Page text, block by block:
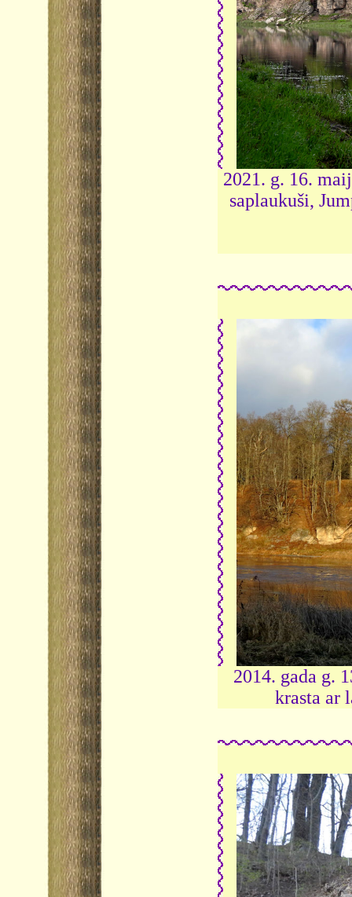
2021. g. 16.
saplaukuši,
2014. gada g.
krasta ar